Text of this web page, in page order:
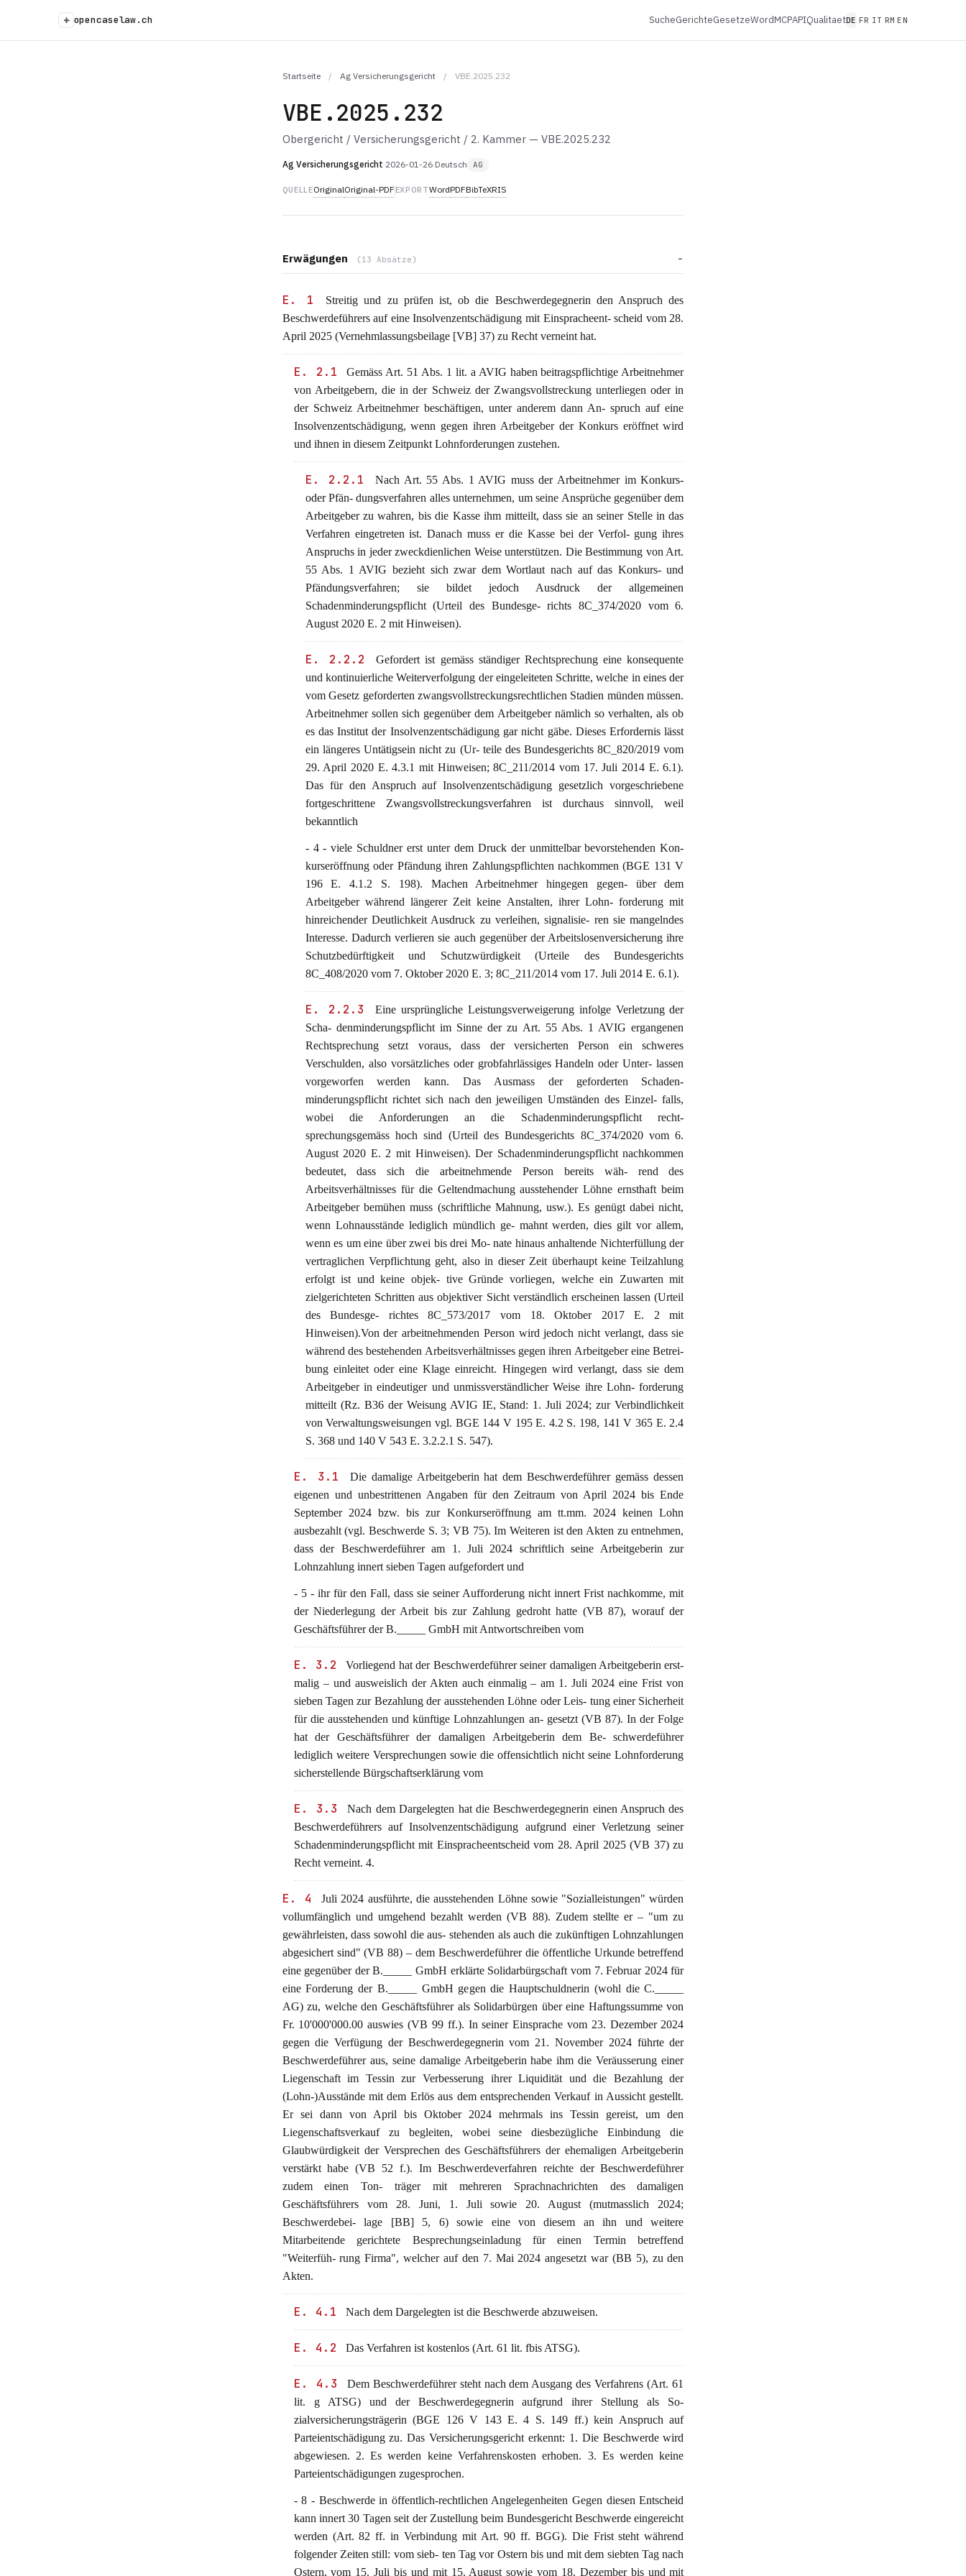
+ opencaselaw.ch SucheGerichteGesetzeWordMCPAPIQualitaetDE FR IT RM EN
Startseite / Ag Versicherungsgericht / VBE.2025.232
VBE.2025.232
Obergericht / Versicherungsgericht / 2. Kammer — VBE.2025.232
Ag Versicherungsgericht·2026-01-26·Deutsch AG
QUELLEOriginalOriginal-PDF EXPORTWordPDFBibTeXRIS
Erwägungen (13 Absätze)
E. 1
Streitig und zu prüfen ist, ob die Beschwerdegegnerin den Anspruch des
Beschwerdeführers auf eine Insolvenzentschädigung mit Einspracheent- scheid vom 28.
April 2025 (Vernehmlassungsbeilage [VB] 37) zu Recht verneint hat.
E. 2.1
Gemäss Art. 51 Abs. 1 lit. a AVIG haben beitragspflichtige Arbeitnehmer
von Arbeitgebern, die in der Schweiz der Zwangsvollstreckung unterliegen oder in
der Schweiz Arbeitnehmer beschäftigen, unter anderem dann An- spruch auf eine
Insolvenzentschädigung, wenn gegen ihren Arbeitgeber der Konkurs eröffnet wird
und ihnen in diesem Zeitpunkt Lohnforderungen zustehen.
E. 2.2.1
Nach Art. 55 Abs. 1 AVIG muss der Arbeitnehmer im Konkurs-
oder Pfän- dungsverfahren alles unternehmen, um seine Ansprüche gegenüber dem
Arbeitgeber zu wahren, bis die Kasse ihm mitteilt, dass sie an seiner Stelle in das
Verfahren eingetreten ist. Danach muss er die Kasse bei der Verfol- gung ihres
Anspruchs in jeder zweckdienlichen Weise unterstützen. Die Bestimmung von Art.
55 Abs. 1 AVIG bezieht sich zwar dem Wortlaut nach auf das Konkurs- und
Pfändungsverfahren; sie bildet jedoch Ausdruck der allgemeinen
Schadenminderungspflicht (Urteil des Bundesge- richts 8C_374/2020 vom 6.
August 2020 E. 2 mit Hinweisen).
E. 2.2.2
Gefordert ist gemäss ständiger Rechtsprechung eine konsequente
und kontinuierliche Weiterverfolgung der eingeleiteten Schritte, welche in eines der
vom Gesetz geforderten zwangsvollstreckungsrechtlichen Stadien münden müssen.
Arbeitnehmer sollen sich gegenüber dem Arbeitgeber nämlich so verhalten, als ob
es das Institut der Insolvenzentschädigung gar nicht gäbe. Dieses Erfordernis lässt
ein längeres Untätigsein nicht zu (Ur- teile des Bundesgerichts 8C_820/2019 vom
29. April 2020 E. 4.3.1 mit Hinweisen; 8C_211/2014 vom 17. Juli 2014 E. 6.1).
Das für den Anspruch auf Insolvenzentschädigung gesetzlich vorgeschriebene
fortgeschrittene Zwangsvollstreckungsverfahren ist durchaus sinnvoll, weil
bekanntlich
- 4 - viele Schuldner erst unter dem Druck der unmittelbar bevorstehenden Kon-
kurseröffnung oder Pfändung ihren Zahlungspflichten nachkommen (BGE 131 V
196 E. 4.1.2 S. 198). Machen Arbeitnehmer hingegen gegen- über dem
Arbeitgeber während längerer Zeit keine Anstalten, ihrer Lohn- forderung mit
hinreichender Deutlichkeit Ausdruck zu verleihen, signalisie- ren sie mangelndes
Interesse. Dadurch verlieren sie auch gegenüber der Arbeitslosenversicherung ihre
Schutzbedürftigkeit und Schutzwürdigkeit (Urteile des Bundesgerichts
8C_408/2020 vom 7. Oktober 2020 E. 3; 8C_211/2014 vom 17. Juli 2014 E. 6.1).
E. 2.2.3
Eine ursprüngliche Leistungsverweigerung infolge Verletzung der
Scha- denminderungspflicht im Sinne der zu Art. 55 Abs. 1 AVIG ergangenen
Rechtsprechung setzt voraus, dass der versicherten Person ein schweres
Verschulden, also vorsätzliches oder grobfahrlässiges Handeln oder Unter- lassen
vorgeworfen werden kann. Das Ausmass der geforderten Schaden-
minderungspflicht richtet sich nach den jeweiligen Umständen des Einzel- falls,
wobei die Anforderungen an die Schadenminderungspflicht recht-
sprechungsgemäss hoch sind (Urteil des Bundesgerichts 8C_374/2020 vom 6.
August 2020 E. 2 mit Hinweisen). Der Schadenminderungspflicht nachkommen
bedeutet, dass sich die arbeitnehmende Person bereits wäh- rend des
Arbeitsverhältnisses für die Geltendmachung ausstehender Löhne ernsthaft beim
Arbeitgeber bemühen muss (schriftliche Mahnung, usw.). Es genügt dabei nicht,
wenn Lohnausstände lediglich mündlich ge- mahnt werden, dies gilt vor allem,
wenn es um eine über zwei bis drei Mo- nate hinaus anhaltende Nichterfüllung der
vertraglichen Verpflichtung geht, also in dieser Zeit überhaupt keine Teilzahlung
erfolgt ist und keine objek- tive Gründe vorliegen, welche ein Zuwarten mit
zielgerichteten Schritten aus objektiver Sicht verständlich erscheinen lassen (Urteil
des Bundesge- richtes 8C_573/2017 vom 18. Oktober 2017 E. 2 mit
Hinweisen).Von der arbeitnehmenden Person wird jedoch nicht verlangt, dass sie
während des bestehenden Arbeitsverhältnisses gegen ihren Arbeitgeber eine Betrei-
bung einleitet oder eine Klage einreicht. Hingegen wird verlangt, dass sie dem
Arbeitgeber in eindeutiger und unmissverständlicher Weise ihre Lohn- forderung
mitteilt (Rz. B36 der Weisung AVIG IE, Stand: 1. Juli 2024; zur Verbindlichkeit
von Verwaltungsweisungen vgl. BGE 144 V 195 E. 4.2 S. 198, 141 V 365 E. 2.4
S. 368 und 140 V 543 E. 3.2.2.1 S. 547).
E. 3.1
Die damalige Arbeitgeberin hat dem Beschwerdeführer gemäss dessen
eigenen und unbestrittenen Angaben für den Zeitraum von April 2024 bis Ende
September 2024 bzw. bis zur Konkurseröffnung am tt.mm. 2024 keinen Lohn
ausbezahlt (vgl. Beschwerde S. 3; VB 75). Im Weiteren ist den Akten zu entnehmen,
dass der Beschwerdeführer am 1. Juli 2024 schriftlich seine Arbeitgeberin zur
Lohnzahlung innert sieben Tagen aufgefordert und
- 5 - ihr für den Fall, dass sie seiner Aufforderung nicht innert Frist nachkomme, mit
der Niederlegung der Arbeit bis zur Zahlung gedroht hatte (VB 87), worauf der
Geschäftsführer der B._____ GmbH mit Antwortschreiben vom
E. 3.2
Vorliegend hat der Beschwerdeführer seiner damaligen Arbeitgeberin erst-
malig – und ausweislich der Akten auch einmalig – am 1. Juli 2024 eine Frist von
sieben Tagen zur Bezahlung der ausstehenden Löhne oder Leis- tung einer Sicherheit
für die ausstehenden und künftige Lohnzahlungen an- gesetzt (VB 87). In der Folge
hat der Geschäftsführer der damaligen Arbeitgeberin dem Be- schwerdeführer
lediglich weitere Versprechungen sowie die offensichtlich nicht seine Lohnforderung
sicherstellende Bürgschaftserklärung vom
E. 3.3
Nach dem Dargelegten hat die Beschwerdegegnerin einen Anspruch des
Beschwerdeführers auf Insolvenzentschädigung aufgrund einer Verletzung seiner
Schadenminderungspflicht mit Einspracheentscheid vom 28. April 2025 (VB 37) zu
Recht verneint. 4.
E. 4
Juli 2024 ausführte, die ausstehenden Löhne sowie "Sozialleistungen" würden
vollumfänglich und umgehend bezahlt werden (VB 88). Zudem stellte er – "um zu
gewährleisten, dass sowohl die aus- stehenden als auch die zukünftigen Lohnzahlungen
abgesichert sind" (VB 88) – dem Beschwerdeführer die öffentliche Urkunde betreffend
eine gegenüber der B._____ GmbH erklärte Solidarbürgschaft vom 7. Februar 2024 für
eine Forderung der B._____ GmbH gegen die Hauptschuldnerin (wohl die C._____
AG) zu, welche den Geschäftsführer als Solidarbürgen über eine Haftungssumme von
Fr. 10'000'000.00 auswies (VB 99 ff.). In seiner Einsprache vom 23. Dezember 2024
gegen die Verfügung der Beschwerdegegnerin vom 21. November 2024 führte der
Beschwerdeführer aus, seine damalige Arbeitgeberin habe ihm die Veräusserung einer
Liegenschaft im Tessin zur Verbesserung ihrer Liquidität und die Bezahlung der
(Lohn-)Ausstände mit dem Erlös aus dem entsprechenden Verkauf in Aussicht gestellt.
Er sei dann von April bis Oktober 2024 mehrmals ins Tessin gereist, um den
Liegenschaftsverkauf zu begleiten, wobei seine diesbezügliche Einbindung die
Glaubwürdigkeit der Versprechen des Geschäftsführers der ehemaligen Arbeitgeberin
verstärkt habe (VB 52 f.). Im Beschwerdeverfahren reichte der Beschwerdeführer
zudem einen Ton- träger mit mehreren Sprachnachrichten des damaligen
Geschäftsführers vom 28. Juni, 1. Juli sowie 20. August (mutmasslich 2024;
Beschwerdebei- lage [BB] 5, 6) sowie eine von diesem an ihn und weitere
Mitarbeitende gerichtete Besprechungseinladung für einen Termin betreffend
"Weiterfüh- rung Firma", welcher auf den 7. Mai 2024 angesetzt war (BB 5), zu den
Akten.
E. 4.1 Nach dem Dargelegten ist die Beschwerde abzuweisen.
E. 4.2 Das Verfahren ist kostenlos (Art. 61 lit. fbis ATSG).
E. 4.3
Dem Beschwerdeführer steht nach dem Ausgang des Verfahrens (Art. 61
lit. g ATSG) und der Beschwerdegegnerin aufgrund ihrer Stellung als So-
zialversicherungsträgerin (BGE 126 V 143 E. 4 S. 149 ff.) kein Anspruch auf
Parteientschädigung zu. Das Versicherungsgericht erkennt: 1. Die Beschwerde wird
abgewiesen. 2. Es werden keine Verfahrenskosten erhoben. 3. Es werden keine
Parteientschädigungen zugesprochen.
- 8 - Beschwerde in öffentlich-rechtlichen Angelegenheiten Gegen diesen Entscheid
kann innert 30 Tagen seit der Zustellung beim Bundesgericht Beschwerde eingereicht
werden (Art. 82 ff. in Verbindung mit Art. 90 ff. BGG). Die Frist steht während
folgender Zeiten still: vom sieb- ten Tag vor Ostern bis und mit dem siebten Tag nach
Ostern, vom 15. Juli bis und mit 15. August sowie vom 18. Dezember bis und mit